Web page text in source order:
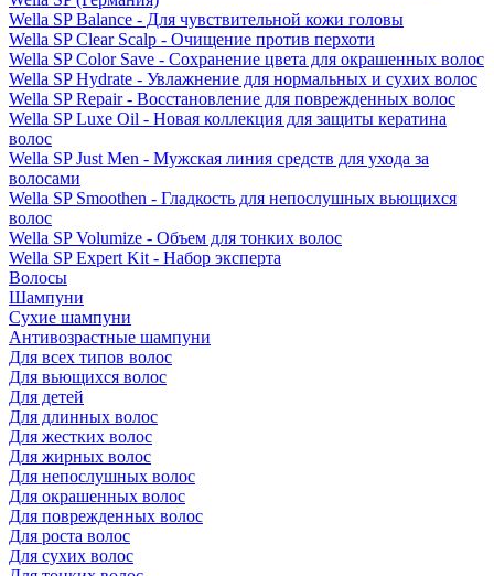
Wella SP Balance - Для чувствительной кожи головы
Wella SP Clear Scalp - Очищение против перхоти
Wella SP Color Save - Сохранение цвета для окрашенных волос
Wella SP Hydrate - Увлажнение для нормальных и сухих волос
Wella SP Repair - Восстановление для поврежденных волос
Wella SP Luxe Oil - Новая коллекция для защиты кератина
волос
Wella SP Just Men - Мужская линия средств для ухода за
волосами
Wella SP Smoothen - Гладкость для непослушных вьющихся
волос
Wella SP Volumize - Объем для тонких волос
Wella SP Expert Kit - Набор эксперта
Волосы
Шампуни
Сухие шампуни
Антивозрастные шампуни
Для всех типов волос
Для вьющихся волос
Для детей
Для длинных волос
Для жестких волос
Для жирных волос
Для непослушных волос
Для окрашенных волос
Для поврежденных волос
Для роста волос
Для сухих волос